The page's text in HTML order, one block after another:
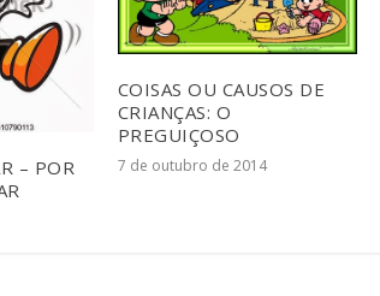
– POR
COISAS OU CAUSOS DE
CRIANÇAS: O
PREGUIÇOSO
7 de outubro de 2014